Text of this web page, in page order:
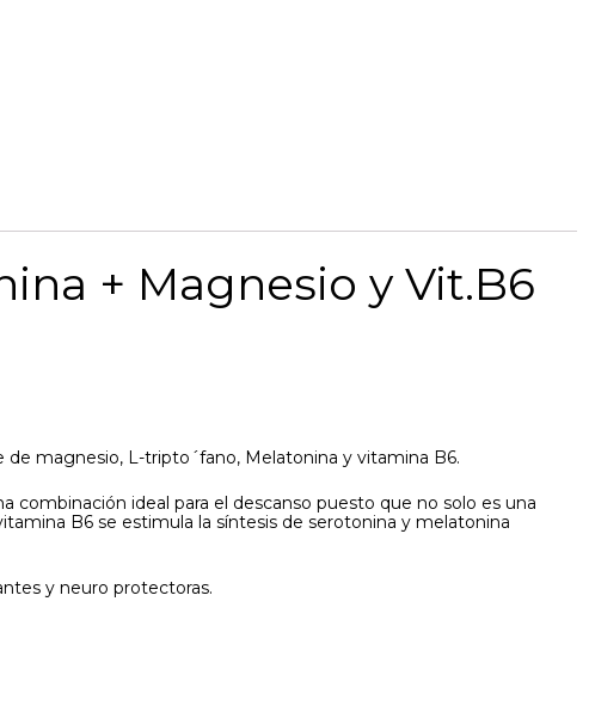
+ Magnesio y Vit.B6
magnesio, L-tripto´fano, Melatonina y vitamina B6.
combinación ideal para el descanso puesto que no solo es una
B6 se estimula la síntesis de serotonina y melatonina
y neuro protectoras.